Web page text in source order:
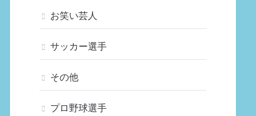
お笑い芸人
サッカー選手
その他
プロ野球選手